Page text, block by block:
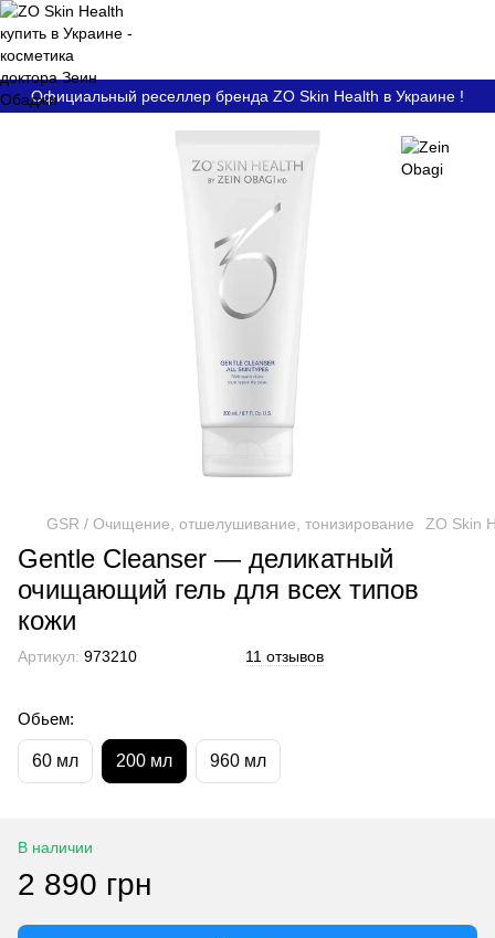
Официальный реселлер бренда ZO Skin Health в Украине !
GSR / Очищение, отшелушивание, тонизирование ZO Skin
Gentle Cleanser — деликатный
очищающий гель для всех типов
кожи
Артикул: 973210 11 отзывов
Обьем:
60 мл 200 мл 960 мл
В наличии
2 890 грн